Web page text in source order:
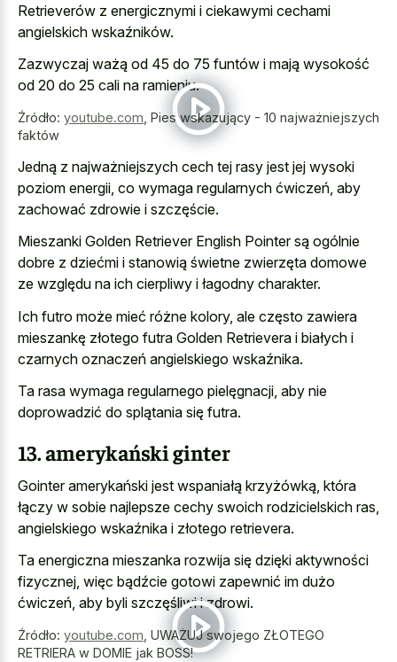
Retrieverów z energicznymi i ciekawymi cechami
angielskich wskaźników.
Zazwyczaj ważą od 45 do 75 funtów i mają wysokość
od 20 do 25 cali na ramieniu.
Źródło: youtube.com Pies wskazujący - 10 najważniejszych
faktów
Jedną z najważniejszych cech tej rasy jest jej wysoki
poziom energii, co wymaga regularnych ćwiczeń, aby
zachować zdrowie i szczęście.
Mieszanki Golden Retriever English Pointer są ogólnie
dobre z dziećmi i stanowią świetne zwierzęta domowe
ze względu na ich cierpliwy i łagodny charakter.
Ich futro może mieć różne kolory, ale często zawiera
mieszankę złotego futra Golden Retrievera i białych i
czarnych oznaczeń angielskiego wskaźnika.
Ta rasa wymaga regularnego pielęgnacji, aby nie
doprowadzić do splątania się futra.
13. amerykański ginter
Gointer amerykański jest wspaniałą krzyżówką, która
łączy w sobie najlepsze cechy swoich rodzicielskich ras,
angielskiego wskaźnika i złotego retrievera.
Ta energiczna mieszanka rozwija się dzięki aktywności
fizycznej, więc bądźcie gotowi zapewnić im dużo
ćwiczeń, aby byli szczęśliwi i zdrowi.
Źródło: youtube.com UWAŻUJ swojego ZŁOTEGO
RETRIERA w DOMIE jak BOSS!